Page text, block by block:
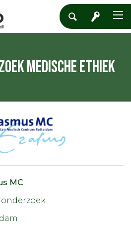
Medische Ethiek
MC